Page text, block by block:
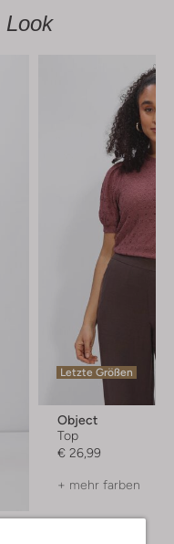
Look
Letzte Größen
Object
Top
€ 26,99
+ mehr farben